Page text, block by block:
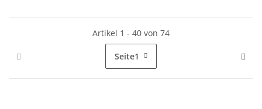
Artikel 1 - 40 von 74
Seite1